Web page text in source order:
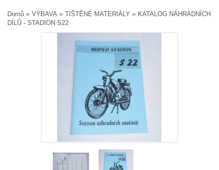
Domů » VÝBAVA » TIŠTĚNÉ MATERIÁLY » KATALOG NÁHRADNÍCH
DÍLŮ - STADION S22